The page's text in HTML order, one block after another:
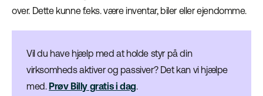
over. Dette kunne f.eks. være inventar, biler eller ejendomme.
Vil du have hjælp med at holde styr på din
virksomheds aktiver og passiver? Det kan vi hjælpe
med. Prøv Billy gratis i dag.